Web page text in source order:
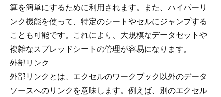
算を簡単にするために利用されます。また、ハイパーリ
ンク機能を使って、特定のシートやセルにジャンプする
ことも可能です。これにより、大規模なデータセットや
複雑なスプレッドシートの管理が容易になります。
外部リンク
外部リンクとは、エクセルのワークブック以外のデータ
ソースへのリンクを意味します。例えば、別のエクセル